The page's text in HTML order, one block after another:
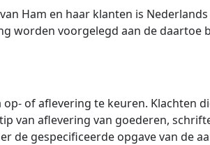
Ham en haar klanten is
worden voorgelegd aan de daartoe
of aflevering te keuren. Klachten
van aflevering van goederen,
de gespecificeerde opgave van de